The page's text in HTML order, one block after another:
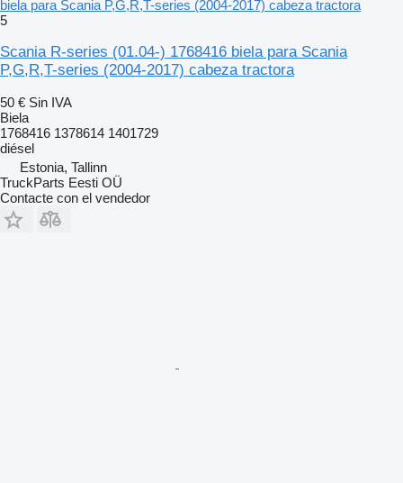
biela para Scania P,G,R,T-series (2004-2017) cabeza tractora
5
Scania R-series (01.04-) 1768416 biela para Scania
P,G,R,T-series (2004-2017) cabeza tractora
50 € Sin IVA
Biela
1768416 1378614 1401729
diésel
Estonia, Tallinn
TruckParts Eesti OÜ
Contacte con el vendedor